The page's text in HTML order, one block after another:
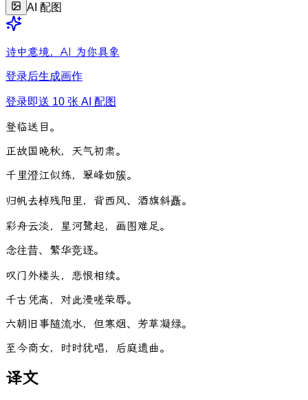
AI 配图
诗中意境，AI 为你具象
登录后生成画作
登录即送 10 张 AI 配图
登临送目 。
正故国晚秋， 天气初肃。
千 里澄江似练， 翠峰如簇。
归帆去棹残阳 里， 背西风、 酒旗斜矗。
彩舟云淡， 星河鹭起， 画 图难足。
念往昔、 繁华竞逐。
叹门 外楼头， 悲恨相续。
千古凭高 ， 对此漫嗟荣辱。
六朝旧事随流水， 但寒烟、 芳草凝绿。
至今商女， 时时犹唱， 后庭遗曲。
译文